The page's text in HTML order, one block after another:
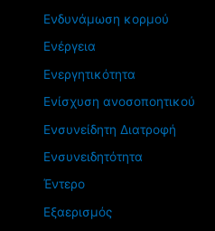
Ενδυνάμωση κορμού
Ενέργεια
Ενεργητικότητα
Ενίσχυση ανοσοποητικού
Ενσυνείδητη Διατροφή
Ενσυνειδητότητα
Έντερο
Εξαερισμός